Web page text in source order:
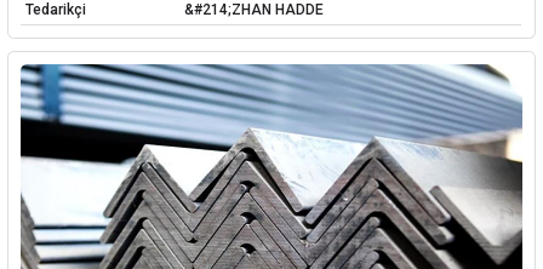
Tedarikçi
&#214;ZHAN HADDE